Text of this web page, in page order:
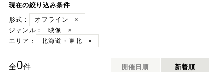
現在の絞り込み条件
形式：
オフライン
×
ジャンル：
映像
×
エリア：
北海道・東北 ×
全0件 開催日順 新着順